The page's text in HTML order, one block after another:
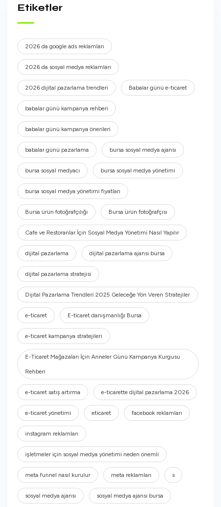
Etiketler
2026 da google ads reklamları
2026 da sosyal medya reklamları
2026 dijital pazarlama trendleri Babalar günü e-ticaret
babalar günü kampanya rehberi
babalar günü kampanya önerileri
babalar günü pazarlama bursa sosyal medya ajansı
bursa sosyal medyacı bursa sosyal medya yönetimi
bursa sosyal medya yönetimi fiyatları
Bursa ürün fotoğrafçılığı Bursa ürün fotoğrafçısı
Cafe ve Restoranlar İçin Sosyal Medya Yönetimi Nasıl Yapılır
dijital pazarlama dijital pazarlama ajansı bursa
dijital pazarlama stratejisi
Dijital Pazarlama Trendleri 2025 Geleceğe Yön Veren Stratejiler
e-ticaret E-ticaret danışmanlığı Bursa
e-ticaret kampanya stratejileri
E-Ticaret Mağazaları İçin Anneler Günü Kampanya Kurgusu
Rehberi
e-ticaret satış artırma e-ticarette dijital pazarlama 2026
e-ticaret yönetimi eticaret facebook reklamları
instagram reklamları
işletmeler için sosyal medya yönetimi neden önemli
meta funnel nasıl kurulur meta reklamları s
sosyal medya ajansı sosyal medya ajansı bursa